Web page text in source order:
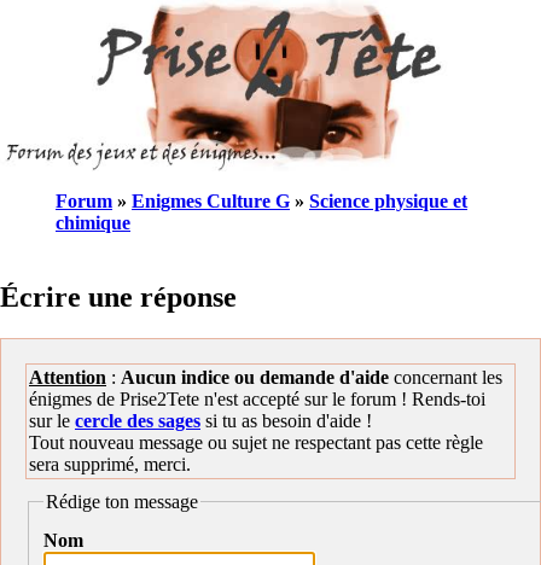
Forum » Enigmes Culture G » Science physique et
chimique
Écrire une réponse
Attention : Aucun indice ou demande d'aide concernant les
énigmes de Prise2Tete n'est accepté sur le forum ! Rends-toi
sur le cercle des sages si tu as besoin d'aide !
Tout nouveau message ou sujet ne respectant pas cette règle
sera supprimé, merci.
Rédige ton message
Nom